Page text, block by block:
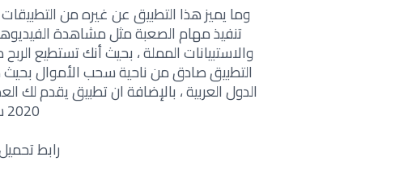
وما يميز هذا التطبيق عن غيره من
تنفيذ مهام الصعبة مثل مشاهدة
والاستبيانات المملة ، بحيث أنك تستطيع
التطبيق صادق من ناحية سحب الأموال
2020 سنوياً.
رابط